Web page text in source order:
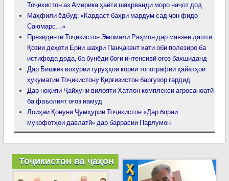
Тоҷикистон аз Америка ҳаёти шаҳрванди моро наҷот дод
Маҳфили ёдбуд: «Кардаст баҳри мардум сад ҷон фидо
Саюмарс…»
Президенти Тоҷикистон Эмомалӣ Раҳмон дар мавзеи дашти
Қозии деҳоти Ёрии шаҳри Панҷакент хати оби полезиро ба
истифода дода, ба бунёди боғи интенсивӣ оғоз бахшиданд
Дар Бишкек вохӯрии гурӯҳҳои кории топографии ҳайатҳои
ҳукуматии Тоҷикистону Қирғизистон баргузор гардид
Дар ноҳияи Ҷайҳуни вилояти Хатлон комплекси агросаноатӣ
ба фаъолият оғоз намуд
Лоиҳаи Қонуни Ҷумҳурии Тоҷикистон «Дар бораи
мукофотҳои давлатӣ» дар баррасии Парлумон
Тоҷикистон ва ҷаҳон